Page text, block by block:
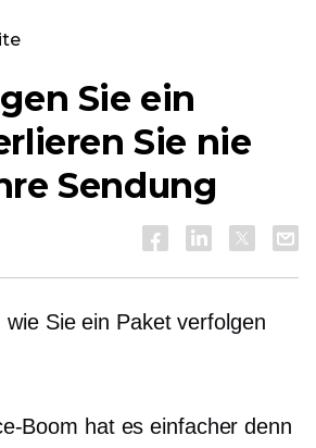
Sie ein
Sie nie
Sendung
wie Sie ein Paket verfolgen
Boom hat es einfacher denn